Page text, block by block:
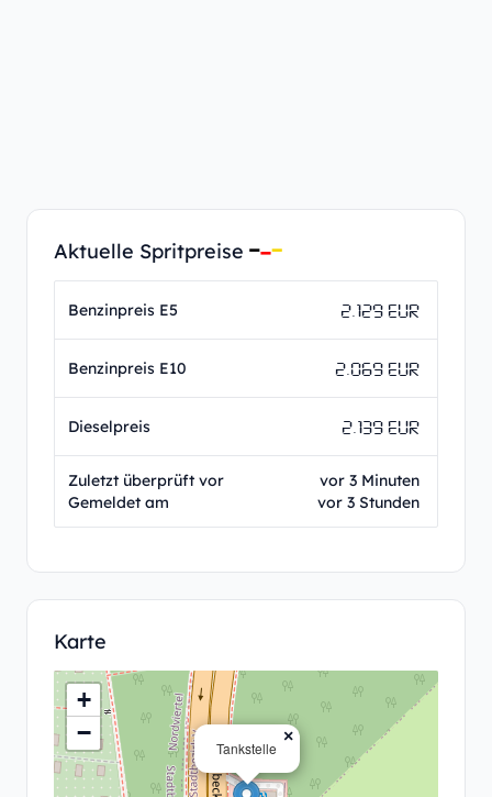
Aktuelle Spritpreise
Benzinpreis E5 2.129 EUR
Benzinpreis E10 2.069 EUR
Dieselpreis 2.139 EUR
Zuletzt überprüft vor
Gemeldet am
vor 3 Minuten
vor 3 Stunden
Karte
Tankstelle
×
+
−